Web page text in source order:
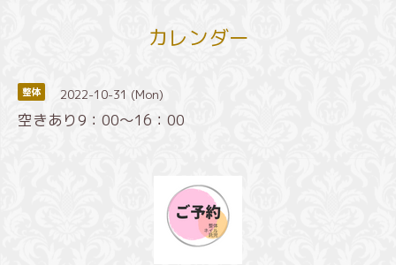
カレンダー
整体 2022-10-31 (Mon)
空きあり9：00～16：00